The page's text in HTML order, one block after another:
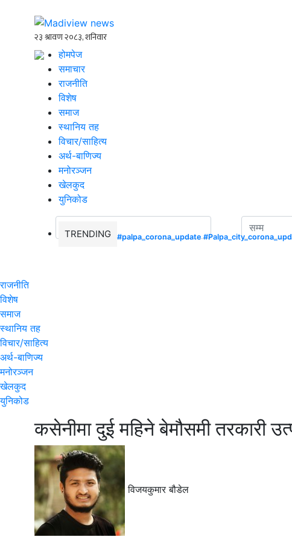
होमपेज
समाचार
राजनीति
विशेष
समाज
स्थानिय तह
विचार/साहित्य
अर्थ-बाणिज्य
मनोरञ्जन
खेलकुद
युनिकोड
TRENDING #palpa_corona_update
राजनीति
विशेष
समाज
स्थानिय तह
विचार/साहित्य
अर्थ-बाणिज्य
मनोरञ्जन
खेलकुद
युनिकोड
कसेनीमा दुई महिने बेमौसमी तरकारी
विजयकुमार बौडेल